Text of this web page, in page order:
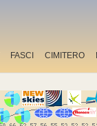
FASCI CIMITERO